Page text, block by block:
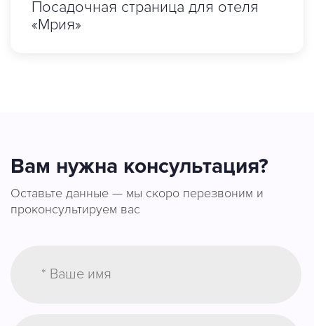
Посадочная страница для отеля
«Мрия»
Вам нужна консультация?
Оставьте данные — мы скоро перезвоним и
проконсультируем вас